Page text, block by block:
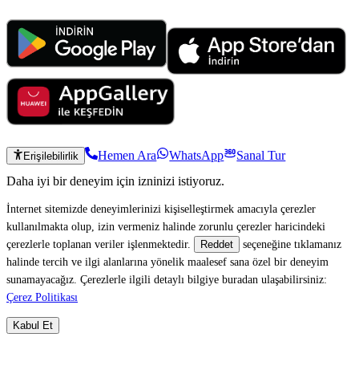
Erişilebilirlik Hemen Ara WhatsApp
Sanal Tur
Daha iyi bir deneyim için izninizi istiyoruz.
İnternet sitemizde deneyimlerinizi kişiselleştirmek amacıyla çerezler
kullanılmakta olup, izin vermeniz halinde zorunlu çerezler haricindeki
çerezlerle toplanan veriler işlenmektedir.
Reddet
seçeneğine tıklamanız
halinde tercih ve ilgi alanlarına yönelik maalesef sana özel bir deneyim
sunamayacağız. Çerezlerle ilgili detaylı bilgiye buradan ulaşabilirsiniz:
Çerez Politikası
Kabul Et